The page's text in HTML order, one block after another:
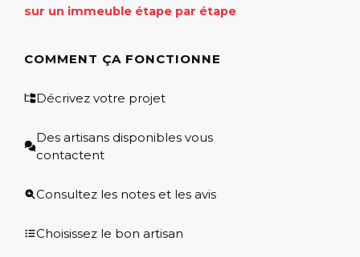
sur un immeuble étape par étape
COMMENT ÇA FONCTIONNE
Décrivez votre projet
Des artisans disponibles vous
contactent
Consultez les notes et les avis
Choisissez le bon artisan